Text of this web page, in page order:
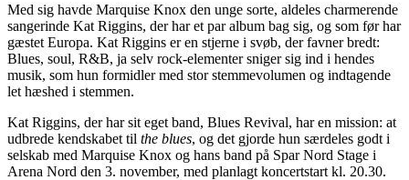
Med sig havde Marquise Knox den unge sorte, aldeles charmerende
sangerinde Kat Riggins, der har et par album bag sig, og som før har
gæstet Europa. Kat Riggins er en stjerne i svøb, der favner bredt:
Blues, soul, R&B, ja selv rock-elementer sniger sig ind i hendes
musik, som hun formidler med stor stemmevolumen og indtagende
let hæshed i stemmen.
Kat Riggins, der har sit eget band, Blues Revival, har en mission: at
udbrede kendskabet til the blues, og det gjorde hun særdeles godt i
selskab med Marquise Knox og hans band på Spar Nord Stage i
Arena Nord den 3. november, med planlagt koncertstart kl. 20.30.